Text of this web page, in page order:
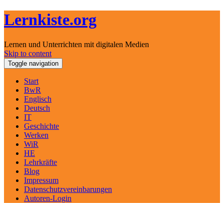
Lernkiste.org
Lernen und Unterrichten mit digitalen Medien
Skip to content
Toggle navigation
Start
BwR
Englisch
Deutsch
IT
Geschichte
Werken
WiR
HE
Lehrkräfte
Blog
Impressum
Datenschutzvereinbarungen
Autoren-Login